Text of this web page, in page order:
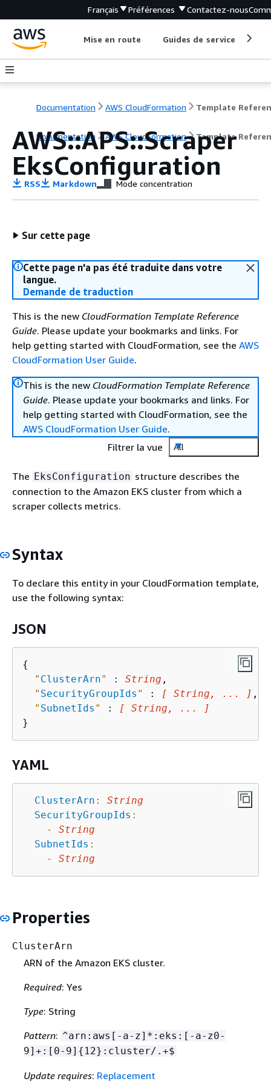
Français Préférences Contactez-nous
Mise en route Guides de service
Documentation AWS CloudFormation Template
Documentation AWS CloudFormation Template
AWS::APS::Scraper
EksConfiguration
RSS Markdown Mode concentration
Sur cette page
Cette page n'a pas été traduite dans votre
langue.
Demande de traduction
This is the new CloudFormation Template Reference
Guide. Please update your bookmarks and links. For
help getting started with CloudFormation, see the AWS
CloudFormation User Guide.
This is the new CloudFormation Template Reference
Guide. Please update your bookmarks and links. For
help getting started with CloudFormation, see the
AWS CloudFormation User Guide.
Filtrer la vue
All
The EksConfiguration structure describes the
connection to the Amazon EKS cluster from which a
scraper collects metrics.
Syntax
To declare this entity in your CloudFormation template,
use the following syntax:
JSON
{
" ClusterArn" : String ,
" SecurityGroupIds " : [ String, ... ] ,
" SubnetIds " :
[ String, ... ]
YAML
ClusterArn :
String
SecurityGroupIds :
-
String
SubnetIds :
-
String
Properties
ClusterArn
ARN of the Amazon EKS cluster.
Required: Yes
Type: String
Pattern: ^arn:aws[-a-z]*:eks:[-a-z0-
9]+:[0-9] { 12}:cluster/.+$
Update requires: Replacement